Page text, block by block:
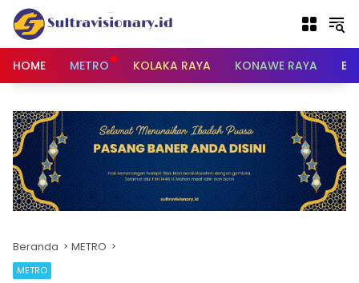
Langsung
konten
HOME
METRO KOLAKA RAYA KONAWE RAYA
Beranda METRO
METRO